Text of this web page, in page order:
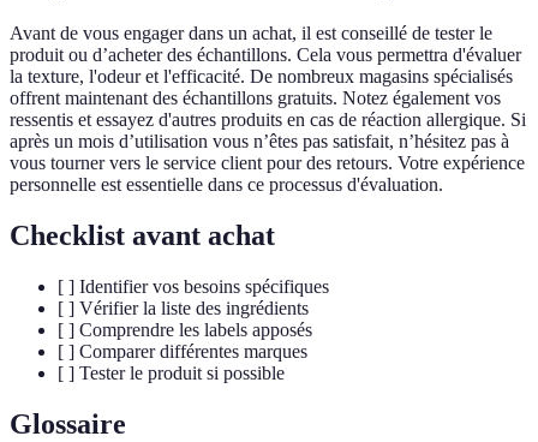
Avant de vous engager dans un achat, il est conseillé de tester le
produit ou d’acheter des échantillons. Cela vous permettra d'évaluer
la texture, l'odeur et l'efficacité. De nombreux magasins spécialisés
offrent maintenant des échantillons gratuits. Notez également vos
ressentis et essayez d'autres produits en cas de réaction allergique. Si
après un mois d’utilisation vous n’êtes pas satisfait, n’hésitez pas à
vous tourner vers le service client pour des retours. Votre expérience
personnelle est essentielle dans ce processus d'évaluation.
Checklist avant achat
[ ] Identifier vos besoins spécifiques
[ ] Vérifier la liste des ingrédients
[ ] Comprendre les labels apposés
[ ] Comparer différentes marques
[ ] Tester le produit si possible
Glossaire